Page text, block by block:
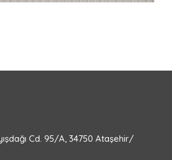
Cd. 95/A, 34750 Ataşehir/